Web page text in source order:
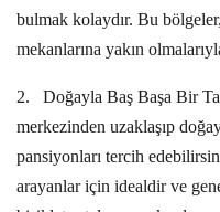
bulmak kolaydır. Bu
mekanlarına yakın
2. Doğayla Baş Başa Bir
merkezinden uzaklaşıp
pansiyonları tercih
arayanlar için idealdir ve